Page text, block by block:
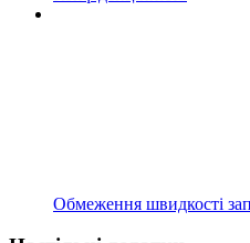
Обмеження швидкості